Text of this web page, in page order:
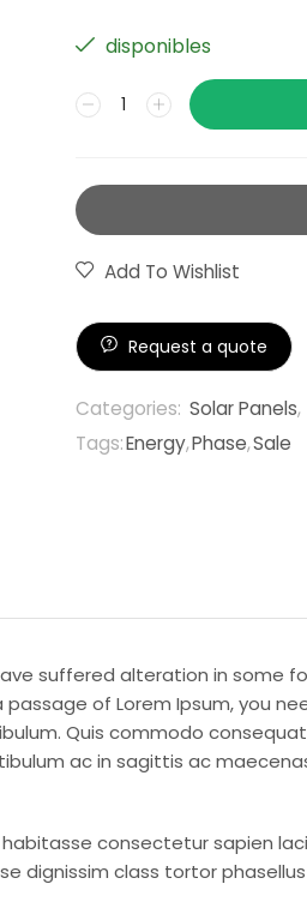
disponibles
Add To Wishlist
Request a quote
Categories: Solar Panels,
Tags:Energy,Phase,Sale
suffered alteration in some
passage of Lorem Ipsum, you
Quis commodo
ac in sagittis ac
consectetur sapien
dignissim class tortor